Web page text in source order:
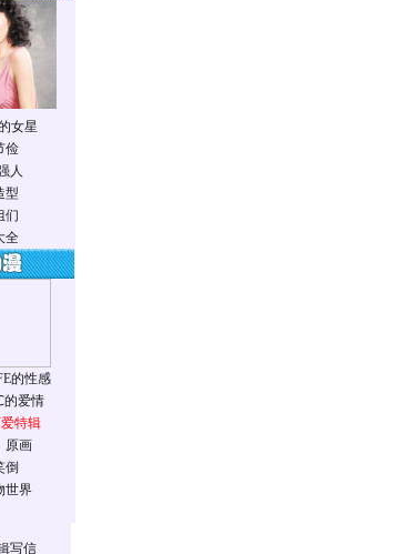
女星
俭
人
型
们
全
的性感
的爱情
特辑
原画
倒
世界
写信